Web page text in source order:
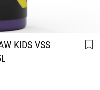
KIDS VSS